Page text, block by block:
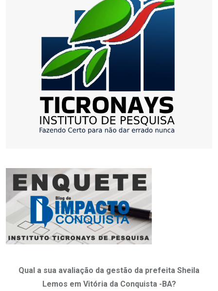
Qual a sua avaliação da gestão da prefeita Sheila
Lemos em Vitória da Conquista -BA?